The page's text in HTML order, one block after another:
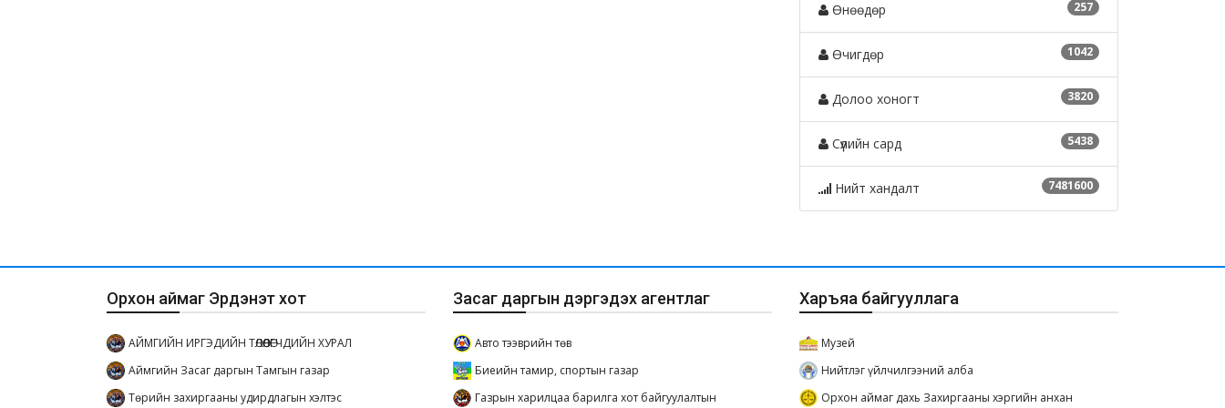
257
Өнөөдөр
1042
Өчигдөр
3820
Долоо хоногт
5438
Сүүлийн сард
7481600
Нийт хандалт
Орхон аймаг Эрдэнэт хот
АЙМГИЙН ИРГЭДИЙН ТӨЛӨӨЛӨГЧДИЙН ХУРАЛ
Аймгийн Засаг даргын Тамгын газар
Төрийн захиргааны удирдлагын хэлтэс
Засаг даргын дэргэдэх агентлаг
Авто тээврийн төв
Биеийн тамир, спортын газар
Газрын харилцаа барилга хот байгуулалтын
Харъяа байгууллага
Музей
Нийтлэг үйлчилгээний алба
Орхон аймаг дахь Захиргааны хэргийн анхан